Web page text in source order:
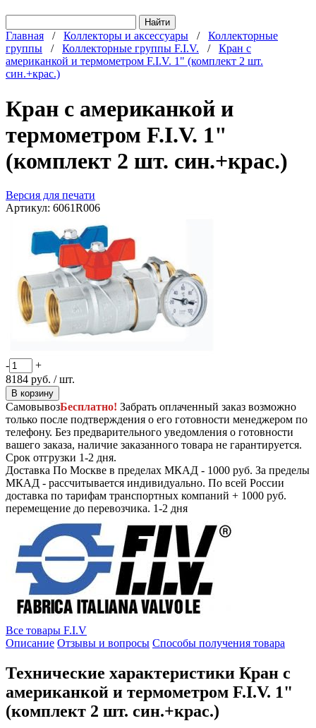
Главная / Коллекторы и аксессуары / Коллекторные
группы / Коллекторные группы F.I.V. / Кран с
американкой и термометром F.I.V. 1" (комплект 2 шт.
син.+крас.)
Кран с американкой и
термометром F.I.V. 1"
(комплект 2 шт. син.+крас.)
Версия для печати
Артикул: 6061R006
-
+
8184 руб. / шт.
В корзину
СамовывозБесплатно! Забрать оплаченный заказ возможно
только после подтверждения о его готовности менеджером по
телефону. Без предварительного уведомления о готовности
вашего заказа, наличие заказанного товара не гарантируется.
Срок отгрузки 1-2 дня.
Доставка По Москве в пределах МКАД - 1000 руб. За пределы
МКАД - рассчитывается индивидуально. По всей России
доставка по тарифам транспортных компаний + 1000 руб.
перемещение до перевозчика. 1-2 дня
Все товары F.I.V
Описание Отзывы и вопросы Способы получения товара
Технические характеристики Кран с
американкой и термометром F.I.V. 1"
(комплект 2 шт. син.+крас.)